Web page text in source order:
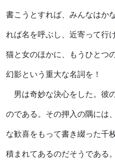
書こうとすれば、みんなはか
れば名を呼ぶし、近寄って行
猫と女のほかに、もうひとつ
幻影という重大な名詞を！
男は奇妙な決心をした。彼
のである。その押入の隅には
な歓喜をもって書き綴った千
積まれてあるのだそうである